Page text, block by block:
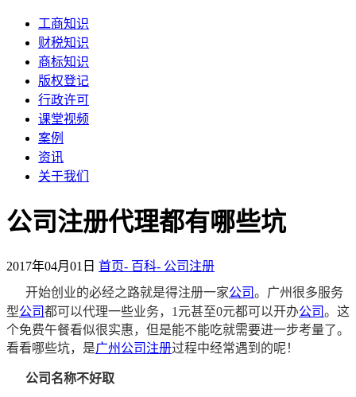
工商知识
财税知识
商标知识
版权登记
行政许可
课堂视频
案例
资讯
关于我们
公司注册代理都有哪些坑
2017年04月01日 首页- 百科- 公司注册
开始创业的必经之路就是得注册一家公司。广州很多服务
型公司都可以代理一些业务，1元甚至0元都可以开办公司。这
个免费午餐看似很实惠，但是能不能吃就需要进一步考量了。
看看哪些坑，是广州公司注册过程中经常遇到的呢！
公司名称不好取